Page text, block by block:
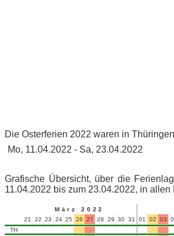
Die Osterferien 2022 waren in
Mo, 11.04.2022 - Sa, 23.04.2022
Grafische Übersicht, über die
11.04.2022 bis zum 23.04.2022, in allen
März 2022
21
22 23 24 25 26 27 28 29 30 31 01 02 03
TH